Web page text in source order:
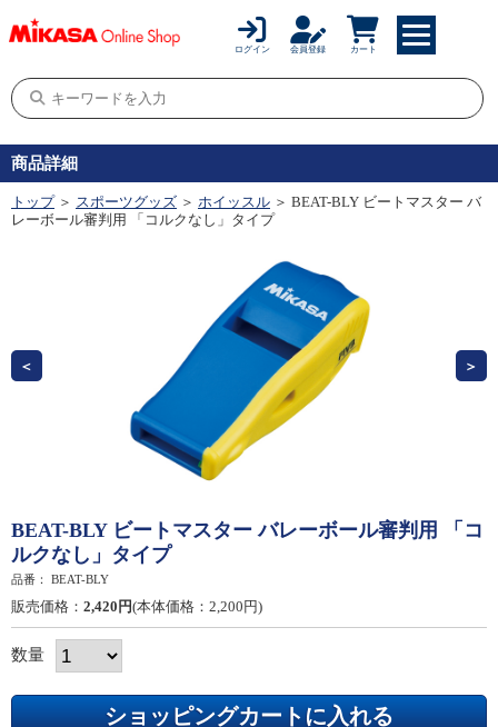
ログイン 会員登録 カート
商品詳細
トップ ＞ スポーツグッズ ＞ ホイッスル ＞ BEAT-BLY ビートマスター バ
レーボール審判用 「コルクなし」タイプ
BEAT-BLY ビートマスター バレーボール審判用 「コ
ルクなし」タイプ
品番： BEAT-BLY
販売価格： 2,420円(本体価格：2,200円)
数量